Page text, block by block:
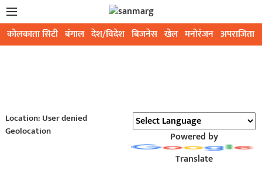
कोलकाता सिटी बंगाल देश/विदेश बिजनेस खेल मनोरंजन अपराजिता
Location: User denied
Geolocation
Powered by
Translate